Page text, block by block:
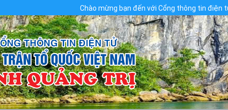
Chào mừng bạn đến với Cổng thông tin điện tử UBMTTQVN